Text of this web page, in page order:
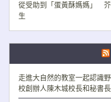
從受助到「蛋黃酥媽媽」
生
走進大自然的教室一起認識
校創辦人陳木城校長和秘書